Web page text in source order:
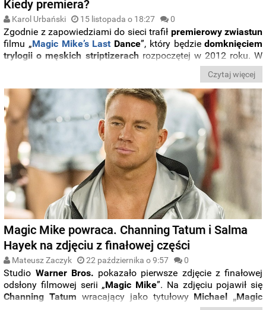
Kiedy premiera?
Karol Urbański 15 listopada o 18:27 0
Zgodnie z zapowiedziami do sieci trafił premierowy zwiastun
filmu „Magic Mike’s Last Dance”, który będziedomknięciem
trylogii o męskich striptizerach rozpoczętej w 2012 roku. W
Channinga Tatuma.
Rzućcie okiem, jak przedstawia się produkcja od Warner
Bros.
Czytaj więcej
Magic Mike powraca. Channing Tatum i Salma
Hayek na zdjęciu z finałowej części
Mateusz Zaczyk 22 października o 9:57 0
Studio Warner Bros. pokazało pierwsze zdjęcie z finałowej
odsłony filmowej serii „Magic Mike”. Na zdjęciu pojawił się
Channing Tatum wracający jako tytułowy Michael „Magic